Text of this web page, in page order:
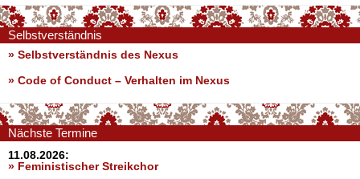
Selbstverständnis
» Selbstverständnis des Nexus
» Code of Conduct – Verhalten im Nexus
Nächste Termine
11.08.2026:
» Feministischer Streikchor